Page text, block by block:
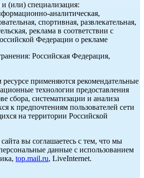
(или) специализация:
аналитическая,
спортивная, развлекательная,
реклама в соответствии с
Федерации о рекламе
Российская Федерация,
применяются рекомендательные
технологии предоставления
сбора, систематизации и анализа
к предпочтениям пользователей сети
на территории Российской
вы соглашаетесь с тем, что мы
данные с использованием
top.mail.ru, LiveInternet.